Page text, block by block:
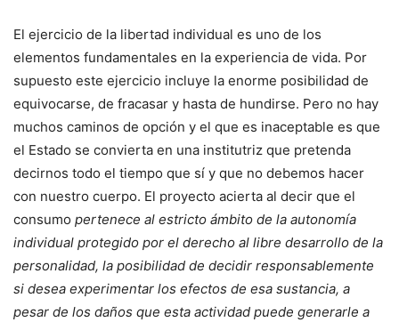
El ejercicio de la libertad individual es uno de los
elementos fundamentales en la experiencia de vida. Por
supuesto este ejercicio incluye la enorme posibilidad de
equivocarse, de fracasar y hasta de hundirse. Pero no hay
muchos caminos de opción y el que es inaceptable es que
el Estado se convierta en una institutriz que pretenda
decirnos todo el tiempo que sí y que no debemos hacer
con nuestro cuerpo. El proyecto acierta al decir que el
consumo pertenece al estricto ámbito de la autonomía
individual protegido por el derecho al libre desarrollo de la
personalidad, la posibilidad de decidir responsablemente
si desea experimentar los efectos de esa sustancia, a
pesar de los daños que esta actividad puede generarle a